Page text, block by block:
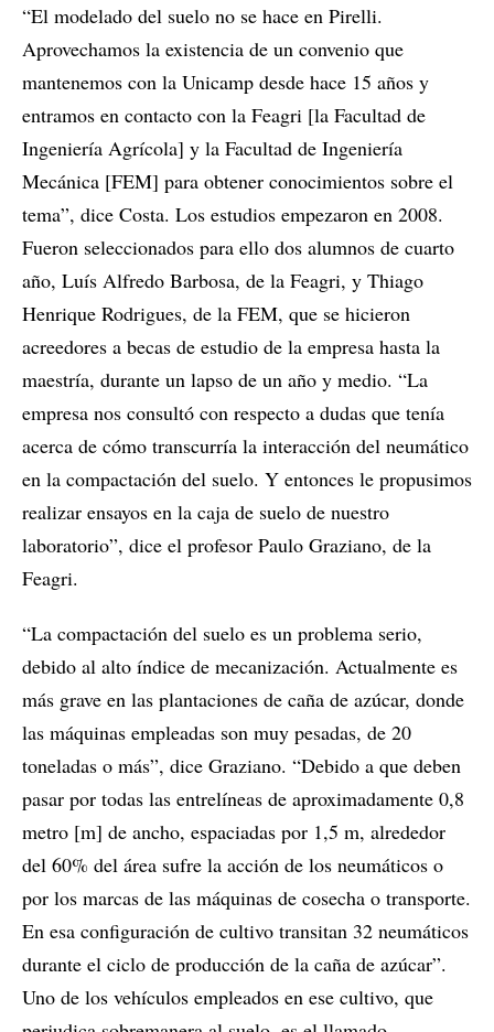
“El modelado del suelo no se hace en Pirelli.
Aprovechamos la existencia de un convenio que
mantenemos con la Unicamp desde hace 15 años y
entramos en contacto con la Feagri [la Facultad de
Ingeniería Agrícola] y la Facultad de Ingeniería
Mecánica [FEM] para obtener conocimientos sobre el
tema”, dice Costa. Los estudios empezaron en 2008.
Fueron seleccionados para ello dos alumnos de cuarto
año, Luís Alfredo Barbosa, de la Feagri, y Thiago
Henrique Rodrigues, de la FEM, que se hicieron
acreedores a becas de estudio de la empresa hasta la
maestría, durante un lapso de un año y medio. “La
empresa nos consultó con respecto a dudas que tenía
acerca de cómo transcurría la interacción del neumático
en la compactación del suelo. Y entonces le propusimos
realizar ensayos en la caja de suelo de nuestro
laboratorio”, dice el profesor Paulo Graziano, de la
Feagri.
“La compactación del suelo es un problema serio,
debido al alto índice de mecanización. Actualmente es
más grave en las plantaciones de caña de azúcar, donde
las máquinas empleadas son muy pesadas, de 20
toneladas o más”, dice Graziano. “Debido a que deben
pasar por todas las entrelíneas de aproximadamente 0,8
metro [m] de ancho, espaciadas por 1,5 m, alrededor
del 60% del área sufre la acción de los neumáticos o
por los marcas de las máquinas de cosecha o transporte.
En esa configuración de cultivo transitan 32 neumáticos
durante el ciclo de producción de la caña de azúcar”.
Uno de los vehículos empleados en ese cultivo, que